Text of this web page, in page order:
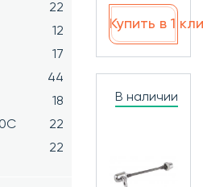
22
12
17
44
18
22
22
Купить в 1
В наличии